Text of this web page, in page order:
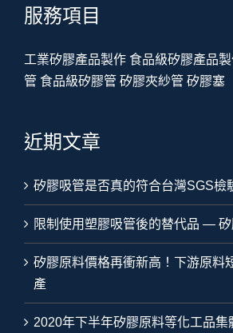
服務項目
工業矽膠產品製作 食品級矽膠產品
管 食品級矽膠管 矽膠夾紗管 矽膠塞
近期文章
矽膠吸管是否真的符合台灣SGS檢
限制使用塑膠吸管後的替代品 —
矽膠原料價格再衝新高！下游原料
產
2020年下半年矽膠原料等化工品集